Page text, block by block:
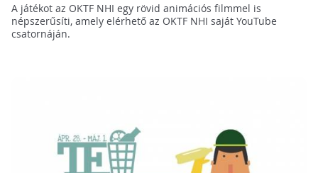
A játékot az OKTF NHI egy rövid animációs filmmel is
népszerűsíti, amely elérhető az OKTF NHI saját YouTube
csatornáján.